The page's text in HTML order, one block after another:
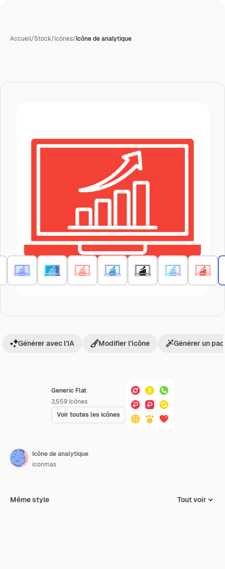
Accueil/Stock/Icônes/Icône de analytique
Generic Flat
3,559 Icônes
Voir toutes les icônes
Générer avec l’IA Modifier l’icône Générer un
Icône de analytique
iconmas
Même style Tout voir